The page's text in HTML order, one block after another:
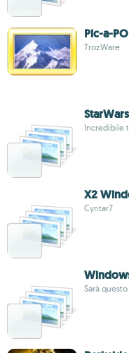
Pic-a-
TrozWare
Incredibile
X2
Cyntar7
Sarà